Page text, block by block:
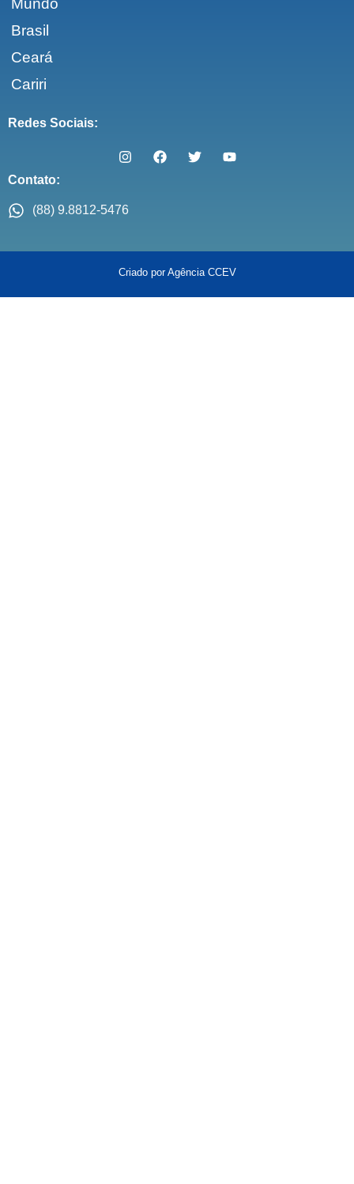
Brasil
Ceará
Cariri
Redes Sociais:
Contato:
(88) 9.8812-5476
Criado por Agência CCEV